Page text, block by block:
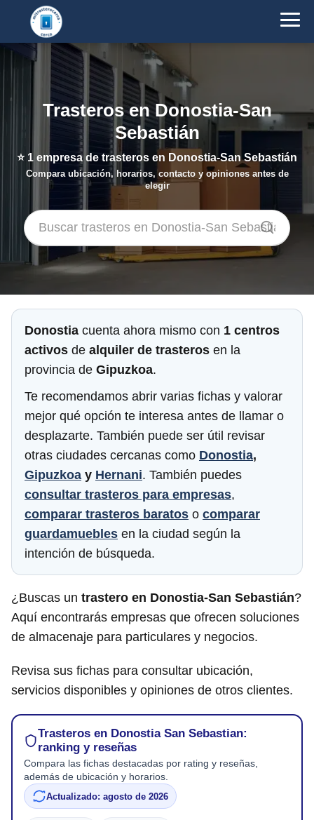
Trasteros en Donostia-San
Sebastián
⭐ 1 empresa de trasteros en Donostia-San Sebastián
Compara ubicación, horarios, contacto y opiniones antes de
elegir
Donostia cuenta ahora mismo con 1 centros
activos de alquiler de trasteros en la
provincia de Gipuzkoa.
Te recomendamos abrir varias fichas y valorar
mejor qué opción te interesa antes de llamar o
desplazarte. También puede ser útil revisar
otras ciudades cercanas como Donostia,
Gipuzkoa y Hernani. También puedes
consultar trasteros para empresas,
comparar trasteros baratos o comparar
guardamuebles en la ciudad según la
intención de búsqueda.
¿Buscas un trastero en Donostia-San Sebastián?
Aquí encontrarás empresas que ofrecen soluciones
de almacenaje para particulares y negocios.
Revisa sus fichas para consultar ubicación,
servicios disponibles y opiniones de otros clientes.
Trasteros en Donostia San Sebastian:
ranking y reseñas
Compara las fichas destacadas por rating y reseñas,
además de ubicación y horarios.
Actualizado: agosto de 2026